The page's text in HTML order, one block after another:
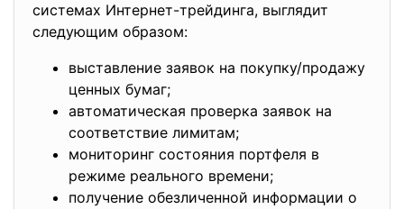
системах Интернет-трейдинга, выглядит
следующим образом:
выставление заявок на покупку/продажу
ценных бумаг;
автоматическая проверка заявок на
соответствие лимитам;
мониторинг состояния портфеля в
режиме реального времени;
получение обезличенной информации о